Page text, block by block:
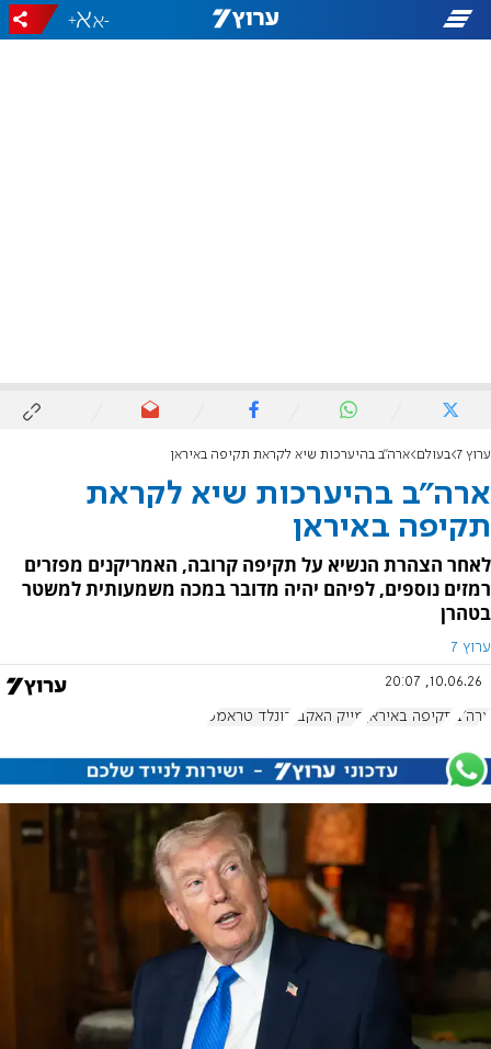
-
+
ערוץ 7 בעולם ארה"ב בהיערכות שיא לקראת תקיפה באיראן
ארה"ב בהיערכות שיא לקראת
תקיפה באיראן
לאחר הצהרת הנשיא על תקיפה קרובה, האמריקנים מפזרים
רמזים נוספים, לפיהם יהיה מדובר במכה משמעותית למשטר
בטהרן
ערוץ 7
10.06.26, 20:07
ארה"ב תקיפה באיראן מייק האקבי דונלד טראמפ